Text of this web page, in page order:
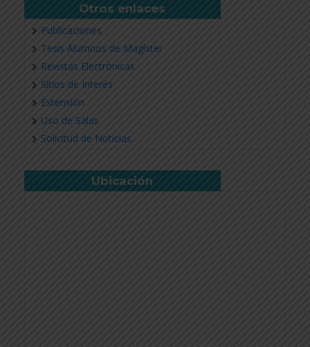
Otros enlaces
Publicaciones
Tesis Alumnos de Magíster
Revistas Electrónicas
Sitios de Interés
Extensión
Uso de Salas
Solicitud de Noticias
Ubicación